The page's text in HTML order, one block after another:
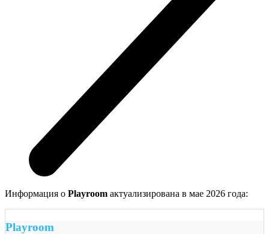
Информация о Playroom актуализирована в мае 2026 года:
Playroom